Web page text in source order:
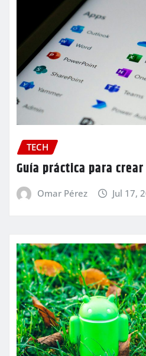
TECH
Guía práctica para
Omar Pérez Jul 17,